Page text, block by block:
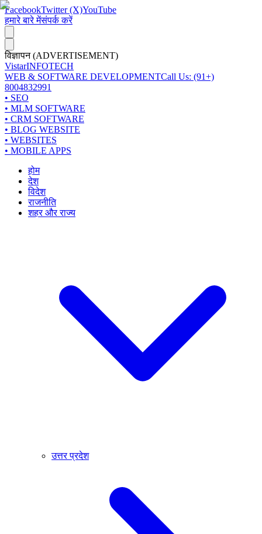
FacebookTwitter (X)YouTube
हमारे बारे मेंसंपर्क करें
विज्ञापन (ADVERTISEMENT)
VistarINFOTECH
WEB & SOFTWARE DEVELOPMENTCall Us: (91+)
8004832991
• SEO
• MLM SOFTWARE
• CRM SOFTWARE
• BLOG WEBSITE
• WEBSITES
• MOBILE APPS
होम
देश
विदेश
राजनीति
शहर और राज्य
उत्तर प्रदेश